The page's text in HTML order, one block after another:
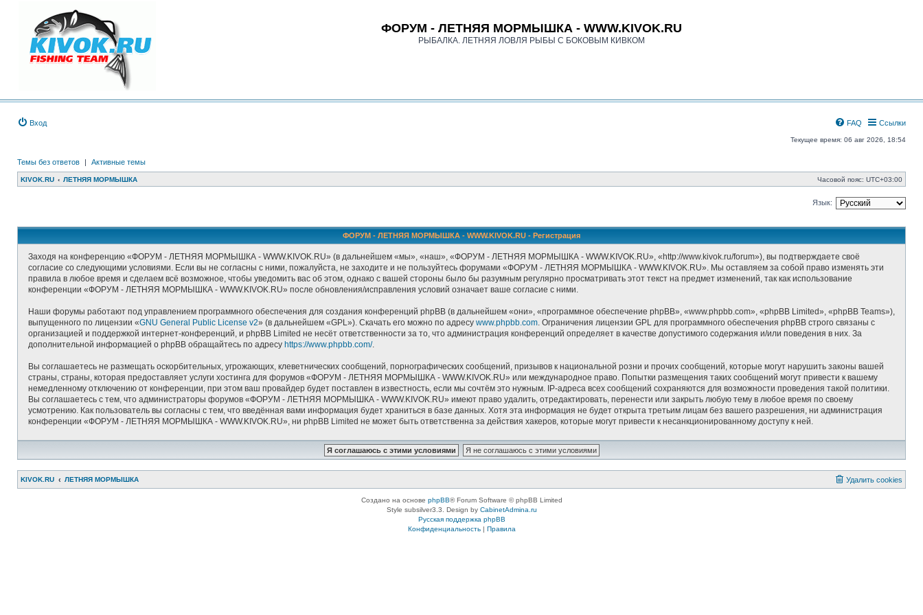
ФОРУМ - ЛЕТНЯЯ МОРМЫШКА - WWW.KIVOK.RU
РЫБАЛКА. ЛЕТНЯЯ ЛОВЛЯ РЫБЫ С БОКОВЫМ КИВКОМ
Вход Ссылки
FAQ
Текущее время: 06 авг 2026, 18:54
Темы без ответов | Активные темы
KIVOK.RU ЛЕТНЯЯ МОРМЫШКА Часовой пояс: UTC+03:00
Язык:
ФОРУМ - ЛЕТНЯЯ МОРМЫШКА - WWW.KIVOK.RU - Регистрация
Заходя на конференцию «ФОРУМ - ЛЕТНЯЯ МОРМЫШКА - WWW.KIVOK.RU» (в дальнейшем «мы», «наш», «ФОРУМ - ЛЕТНЯЯ МОРМЫШКА - WWW.KIVOK.RU», «http://www.kivok.ru/forum»), вы подтверждаете своё
согласие со следующими условиями. Если вы не согласны с ними, пожалуйста, не заходите и не пользуйтесь форумами «ФОРУМ - ЛЕТНЯЯ МОРМЫШКА - WWW.KIVOK.RU». Мы оставляем за собой право изменять эти
правила в любое время и сделаем всё возможное, чтобы уведомить вас об этом, однако с вашей стороны было бы разумным регулярно просматривать этот текст на предмет изменений, так как использование
конференции «ФОРУМ - ЛЕТНЯЯ МОРМЫШКА - WWW.KIVOK.RU» после обновления/исправления условий означает ваше согласие с ними.
Наши форумы работают под управлением программного обеспечения для создания конференций phpBB (в дальнейшем «они», «программное обеспечение phpBB», «www.phpbb.com», «phpBB Limited», «phpBB Teams»),
выпущенного по лицензии «GNU General Public License v2» (в дальнейшем «GPL»). Скачать его можно по адресу www.phpbb.com. Ограничения лицензии GPL для программного обеспечения phpBB строго связаны с
организацией и поддержкой интернет-конференций, и phpBB Limited не несёт ответственности за то, что администрация конференций определяет в качестве допустимого содержания и/или поведения в них. За
дополнительной информацией о phpBB обращайтесь по адресу https://www.phpbb.com/.
Вы соглашаетесь не размещать оскорбительных, угрожающих, клеветнических сообщений, порнографических сообщений, призывов к национальной розни и прочих сообщений, которые могут нарушить законы вашей
страны, страны, которая предоставляет услуги хостинга для форумов «ФОРУМ - ЛЕТНЯЯ МОРМЫШКА - WWW.KIVOK.RU» или международное право. Попытки размещения таких сообщений могут привести к вашему
немедленному отключению от конференции, при этом ваш провайдер будет поставлен в известность, если мы сочтём это нужным. IP-адреса всех сообщений сохраняются для возможности проведения такой политики.
Вы соглашаетесь с тем, что администраторы форумов «ФОРУМ - ЛЕТНЯЯ МОРМЫШКА - WWW.KIVOK.RU» имеют право удалить, отредактировать, перенести или закрыть любую тему в любое время по своему
усмотрению. Как пользователь вы согласны с тем, что введённая вами информация будет храниться в базе данных. Хотя эта информация не будет открыта третьим лицам без вашего разрешения, ни администрация
конференции «ФОРУМ - ЛЕТНЯЯ МОРМЫШКА - WWW.KIVOK.RU», ни phpBB Limited не может быть ответственна за действия хакеров, которые могут привести к несанкционированному доступу к ней.
KIVOK.RU ЛЕТНЯЯ МОРМЫШКА Удалить cookies
Создано на основе phpBB® Forum Software © phpBB Limited
Style subsilver3.3. Design by CabinetAdmina.ru
Русская поддержка phpBB
Конфиденциальность| Правила